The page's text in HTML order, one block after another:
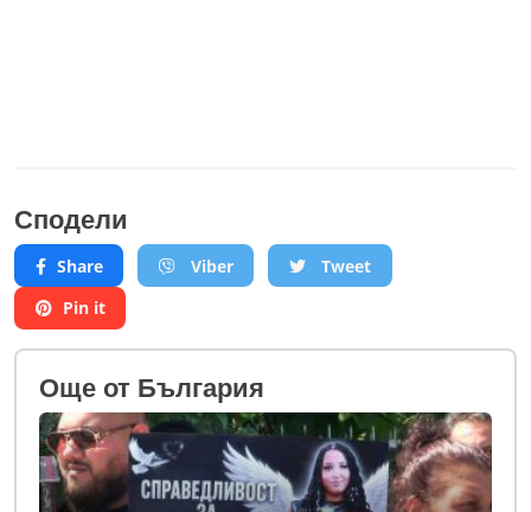
Сподели
Share Viber
Tweet
Pin it
Oще от България